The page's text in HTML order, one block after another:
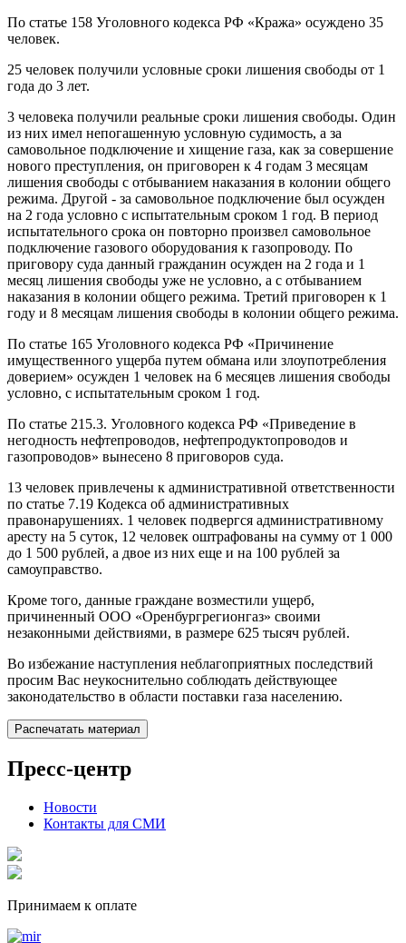
По статье 158 Уголовного кодекса РФ «Кража» осуждено 35
человек.
25 человек получили условные сроки лишения свободы от 1
года до 3 лет.
3 человека получили реальные сроки лишения свободы. Один
из них имел непогашенную условную судимость, а за
самовольное подключение и хищение газа, как за совершение
нового преступления, он приговорен к 4 годам 3 месяцам
лишения свободы с отбыванием наказания в колонии общего
режима. Другой - за самовольное подключение был осужден
на 2 года условно с испытательным сроком 1 год. В период
испытательного срока он повторно произвел самовольное
подключение газового оборудования к газопроводу. По
приговору суда данный гражданин осужден на 2 года и 1
месяц лишения свободы уже не условно, а с отбыванием
наказания в колонии общего режима. Третий приговорен к 1
году и 8 месяцам лишения свободы в колонии общего режима.
По статье 165 Уголовного кодекса РФ «Причинение
имущественного ущерба путем обмана или злоупотребления
доверием» осужден 1 человек на 6 месяцев лишения свободы
условно, с испытательным сроком 1 год.
По статье 215.3. Уголовного кодекса РФ «Приведение в
негодность нефтепроводов, нефтепродуктопроводов и
газопроводов» вынесено 8 приговоров суда.
13 человек привлечены к административной ответственности
по статье 7.19 Кодекса об административных
правонарушениях. 1 человек подвергся административному
аресту на 5 суток, 12 человек оштрафованы на сумму от 1 000
до 1 500 рублей, а двое из них еще и на 100 рублей за
самоуправство.
Кроме того, данные граждане возместили ущерб,
причиненный ООО «Оренбургрегионгаз» своими
незаконными действиями, в размере 625 тысяч рублей.
Во избежание наступления неблагоприятных последствий
просим Вас неукоснительно соблюдать действующее
законодательство в области поставки газа населению.
Распечатать материал
Пресс-центр
Новости
Контакты для СМИ
Принимаем к оплате